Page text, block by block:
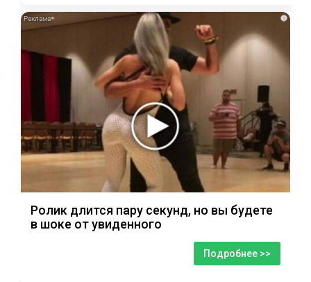
i
Ролик длится пару секунд, но вы будете
в шоке от увиденного
Подробнее >>